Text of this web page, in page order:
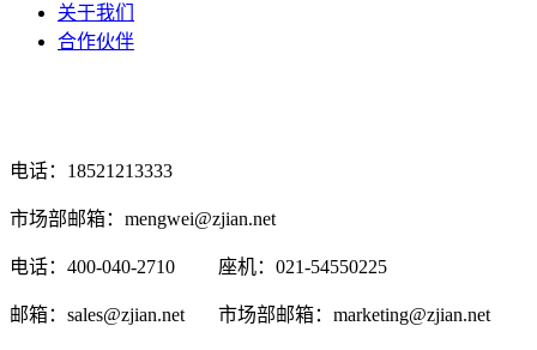
关于我们
合作伙伴
电话：18521213333
市场部邮箱：mengwei@zjian.net
电话：400-040-2710 座机：021-54550225
邮箱：sales@zjian.net 市场部邮箱：marketing@zjian.net